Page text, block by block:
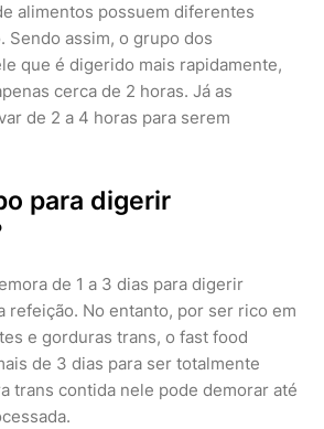
alimentos possuem diferentes
Sendo assim, o grupo dos
que é digerido mais rapidamente,
cerca de 2 horas. Já as
de 2 a 4 horas para serem
para digerir
de 1 a 3 dias para digerir
refeição. No entanto, por ser rico em
e gorduras trans, o fast food
de 3 dias para ser totalmente
trans contida nele pode demorar até